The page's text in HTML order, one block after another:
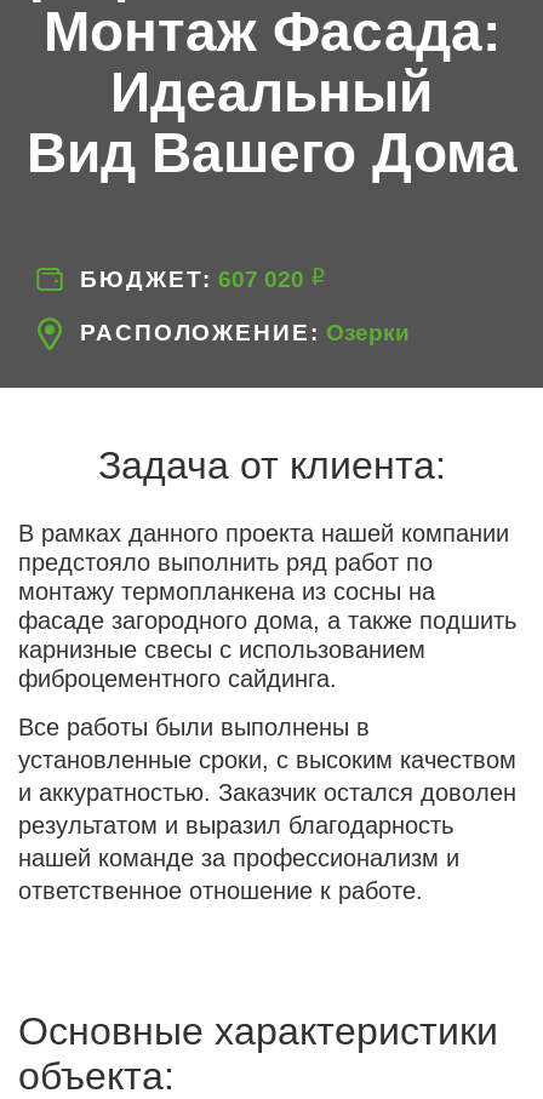
Монтаж Фасада:
Идеальный
Вид Вашего Дома
БЮДЖЕТ 607‍ 020
РАСПОЛОЖЕНИЕ Озерки
Задача от клиента:
В рамках данного проекта нашей компании
предстояло выполнить ряд работ по
монтажу термопланкена из сосны на
фасаде загородного дома, а также подшить
карнизные свесы с использованием
фиброцементного сайдинга.
Все работы были выполнены в
установленные сроки, с высоким качеством
и аккуратностью. Заказчик остался доволен
результатом и выразил благодарность
нашей команде за профессионализм и
ответственное отношение к работе.
Основные характеристики
объекта: